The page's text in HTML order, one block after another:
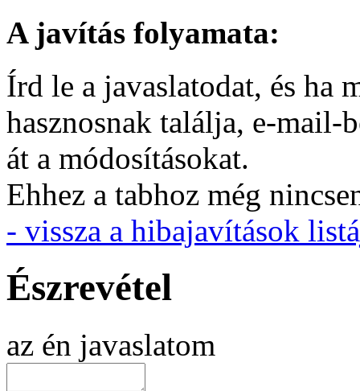
A javítás folyamata:
Írd le a javaslatodat, és ha
hasznosnak találja, e-mail-
át a módosításokat.
Ehhez a tabhoz még
- vissza a hibajavítások
Észrevétel
az én javaslatom